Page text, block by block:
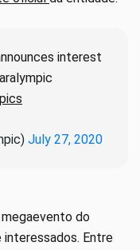
interest
July 27, 2020
megaevento do
Entre